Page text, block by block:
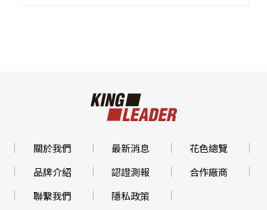
關於我們 最新消息
花色總覽
品牌介紹
認證測報
合作廠商
聯繫我們
隱私政策